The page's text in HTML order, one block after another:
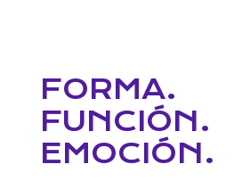
FORMA.
FUNCIÓN.
EMOCIÓN.